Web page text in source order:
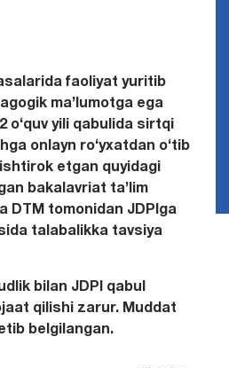
faoliyat yuritib
ma’lumotga ega
о‘quv yili qabulida sirtqi
onlayn rо‘yxatdan о‘tib
etgan quyidagi
bakalavriat ta’lim
DTM tomonidan JDPIga
talabalikka tavsiya
bilan JDPI qabul
qilishi zarur. Muddat
belgilangan.